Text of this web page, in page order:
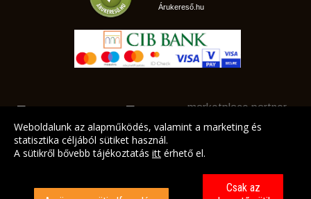
Árukereső.hu
marketplace partner
Weboldalunk az alapműködés, valamint a marketing és
statisztika céljából sütiket használ.
A sütikről bővebb tájékoztatás itt érhető el.
Csak az